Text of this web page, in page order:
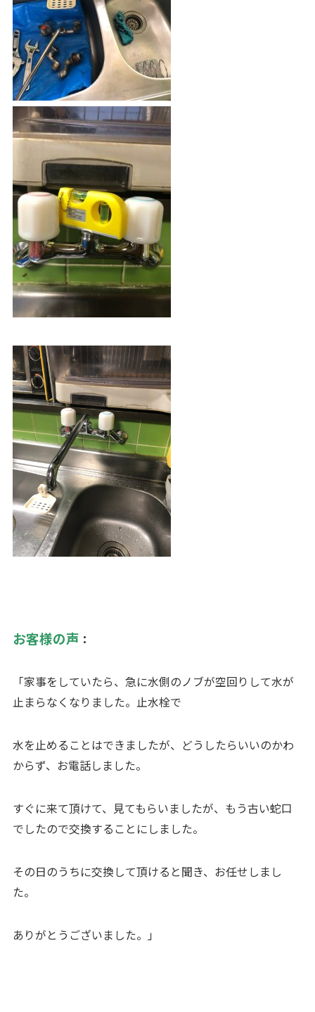
お客様の声 ：
「家事をしていたら、急に水側のノブが空回りして水が
止まらなくなりました。止水栓で
水を止めることはできましたが、どうしたらいいのかわ
からず、お電話しました。
すぐに来て頂けて、見てもらいましたが、もう古い蛇口
でしたので交換することにしました。
その日のうちに交換して頂けると聞き、お任せしまし
た。
ありがとうございました。」